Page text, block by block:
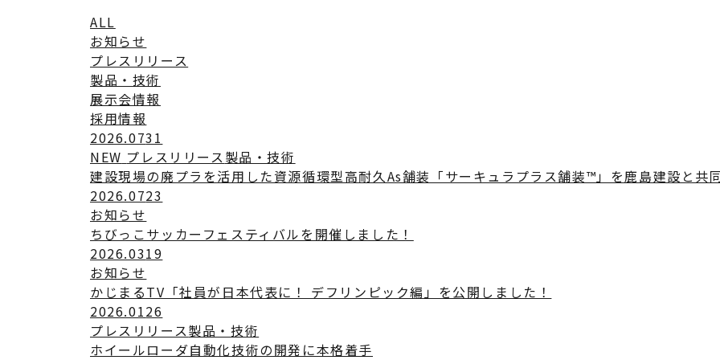
ALL
お知らせ
プレスリリース
製品・技術
展示会情報
採用情報
2026.0731
NEW プレスリリース製品・技術
建設現場の廃プラを活用した資源循環型高耐久As舗装「サーキュラプラス舗装™」を鹿島建設と共
2026.0723
お知らせ
ちびっこサッカーフェスティバルを開催しました！
2026.0319
お知らせ
かじまるTV「社員が日本代表に！ デフリンピック編」を公開しました！
2026.0126
プレスリリース製品・技術
ホイールローダ自動化技術の開発に本格着手